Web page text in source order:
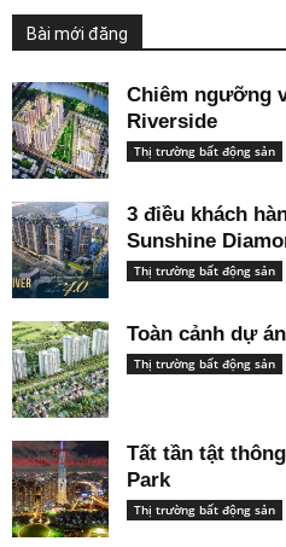
Bài mới đăng
Chiêm ngưỡng
Riverside
Thị trường bất động sản
3 điều khách
Sunshine
Thị trường bất động sản
Toàn cảnh dự
Thị trường bất động sản
Tất tần tật
Park
Thị trường bất động sản